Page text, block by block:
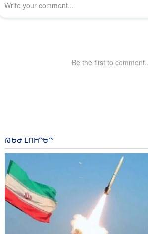
ԹԵԺ ԼՈՒՐԵՐ